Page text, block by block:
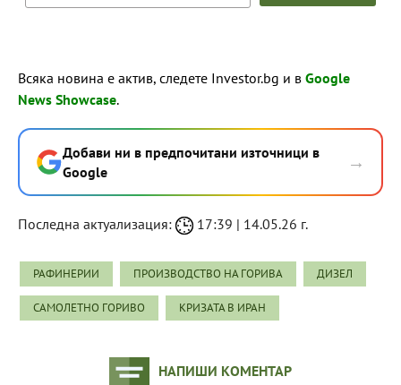
Всяка новина е актив, следете Investor.bg и в Google
News Showcase.
Добави ни в предпочитани източници в
Google
→
Последна актуализация: 17:39 | 14.05.26 г.
РАФИНЕРИИ ПРОИЗВОДСТВО НА ГОРИВА ДИЗЕЛ
САМОЛЕТНО ГОРИВО КРИЗАТА В ИРАН
НАПИШИ КОМЕНТАР